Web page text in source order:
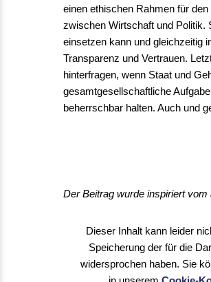
einen ethischen Rahmen für
zwischen Wirtschaft und Politik.
einsetzen kann und gleichzeitig
Transparenz und Vertrauen.
hinterfragen, wenn Staat und
gesamtgesellschaftliche
beherrschbar halten. Auch und
Der Beitrag wurde inspiriert
Dieser Inhalt kann leider
Speicherung der für die
widersprochen haben. Sie